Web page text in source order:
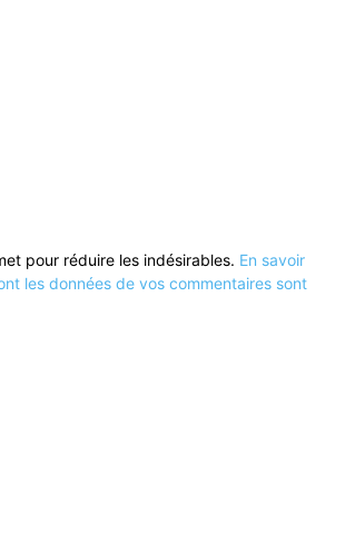
pour réduire les indésirables. En savoir
les données de vos commentaires sont